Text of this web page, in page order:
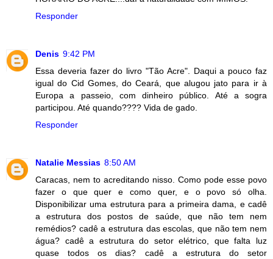
Responder
Denis 9:42 PM
Essa deveria fazer do livro "Tão Acre". Daqui a pouco faz
igual do Cid Gomes, do Ceará, que alugou jato para ir à
Europa a passeio, com dinheiro público. Até a sogra
participou. Até quando???? Vida de gado.
Responder
Natalie Messias 8:50 AM
Caracas, nem to acreditando nisso. Como pode esse povo
fazer o que quer e como quer, e o povo só olha.
Disponibilizar uma estrutura para a primeira dama, e cadê
a estrutura dos postos de saúde, que não tem nem
remédios? cadê a estrutura das escolas, que não tem nem
água? cadê a estrutura do setor elétrico, que falta luz
quase todos os dias? cadê a estrutura do setor